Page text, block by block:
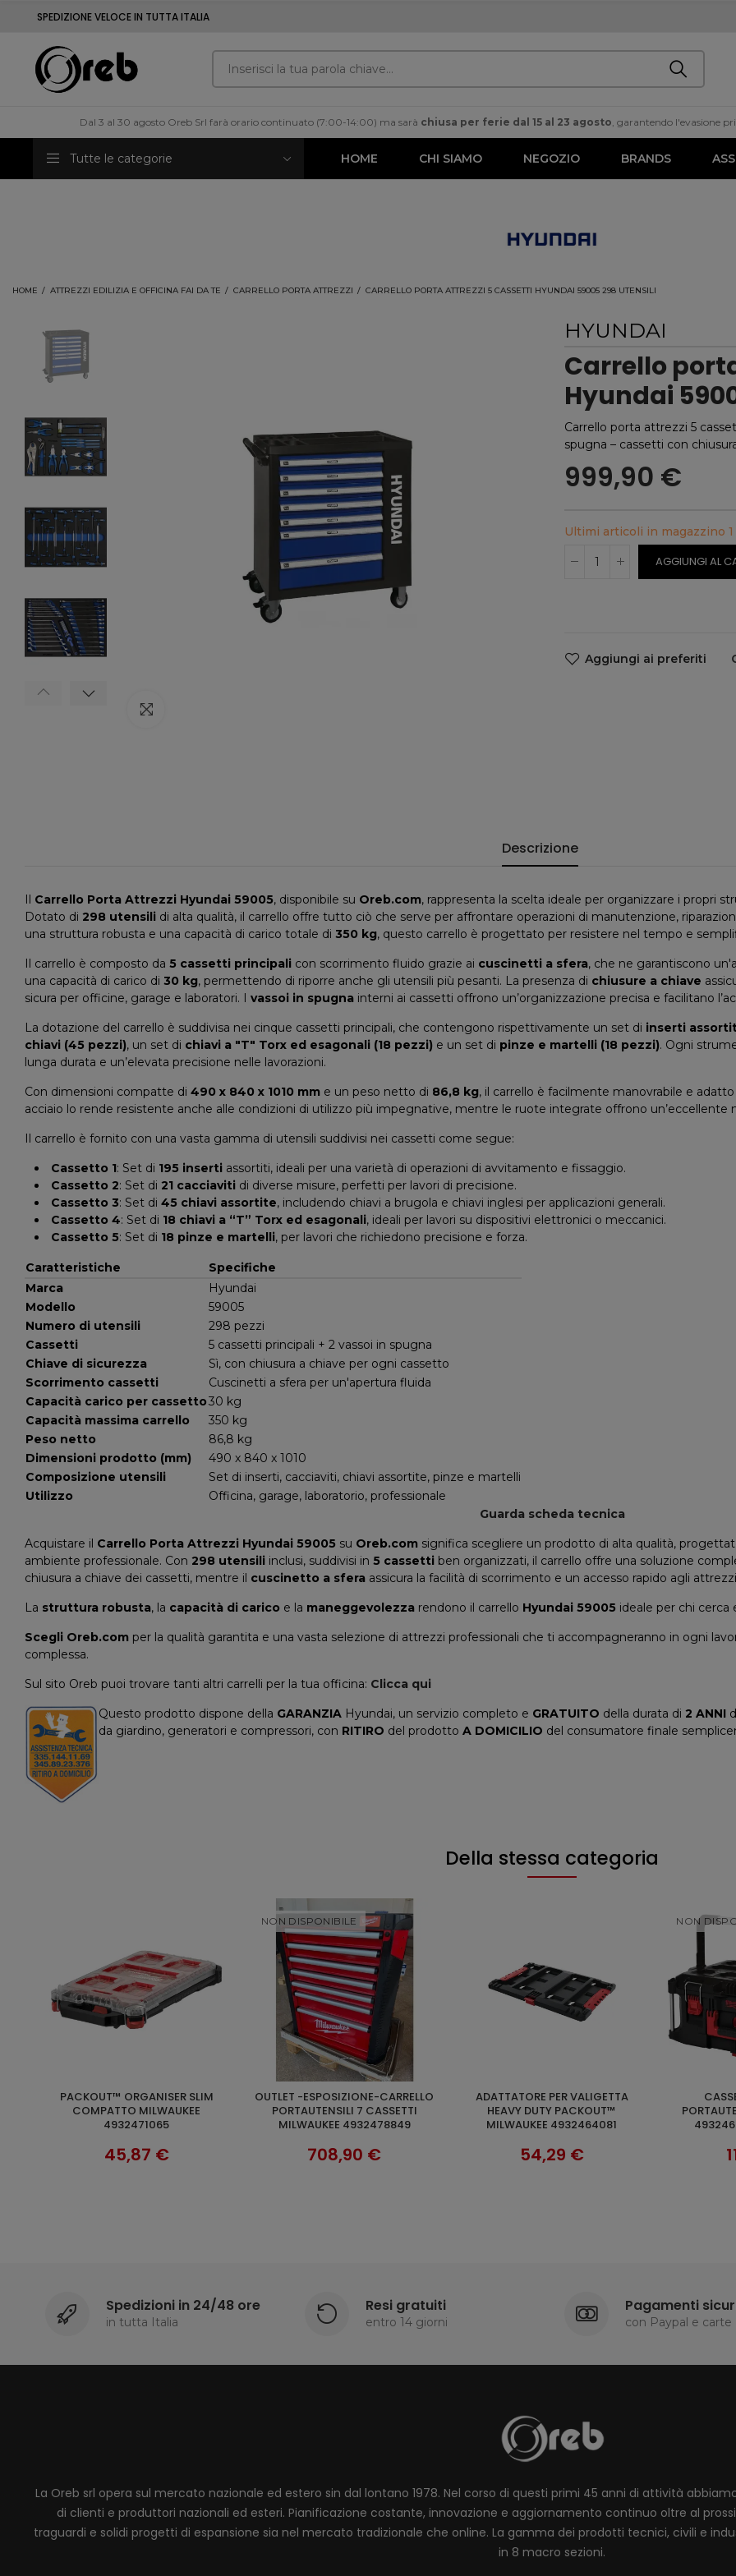
SPEDIZIONE VELOCE IN TUTTA ITALIA
Dal 3 al 30 agosto Oreb Srl farà orario continuato (7:00-14:00) ma sarà chiusa per ferie dal 15 al 23 agosto , garantendo l'evasione
Tutte le categorie HOME CHI SIAMO NEGOZIO BRANDS
HOME ATTREZZI EDILIZIA E OFFICINA FAI DA TE CARRELLO PORTA ATTREZZI CARRELLO PORTA ATTREZZI 5 CASSETTI HYUNDAI 59005 298 UTENSILI
HYUNDAI
Carrello
Hyundai
Carrello porta attrezzi 5
spugna – cassetti con
999,90 €
Ultimi articoli in magazzino
AGGIUNGI AL
Aggiungi ai preferiti
Descrizione
Il Carrello Porta Attrezzi Hyundai 59005, disponibile su Oreb.com, rappresenta la scelta ideale per organizzare i propri
Dotato di 298 utensili di alta qualità, il carrello offre tutto ciò che serve per affrontare operazioni di manutenzione,
una struttura robusta e una capacità di carico totale di 350 kg, questo carrello è progettato per resistere nel tempo e
Il carrello è composto da 5 cassetti principali con scorrimento fluido grazie ai cuscinetti a sfera, che ne garantiscono
una capacità di carico di 30 kg, permettendo di riporre anche gli utensili più pesanti. La presenza di chiusure a chiave
sicura per officine, garage e laboratori. I vassoi in spugna interni ai cassetti offrono un’organizzazione precisa e facilitano
La dotazione del carrello è suddivisa nei cinque cassetti principali, che contengono rispettivamente un set di inserti
chiavi (45 pezzi), un set di chiavi a "T" Torx ed esagonali (18 pezzi) e un set di pinze e martelli (18 pezzi). Ogni
lunga durata e un’elevata precisione nelle lavorazioni.
Con dimensioni compatte di 490 x 840 x 1010 mm e un peso netto di 86,8 kg, il carrello è facilmente manovrabile e
acciaio lo rende resistente anche alle condizioni di utilizzo più impegnative, mentre le ruote integrate offrono un’eccellente
Il carrello è fornito con una vasta gamma di utensili suddivisi nei cassetti come segue:
Cassetto 1: Set di 195 inserti assortiti, ideali per una varietà di operazioni di avvitamento e fissaggio.
Cassetto 2: Set di 21 cacciaviti di diverse misure, perfetti per lavori di precisione.
Cassetto 3: Set di 45 chiavi assortite, includendo chiavi a brugola e chiavi inglesi per applicazioni generali.
Cassetto 4: Set di 18 chiavi a “T” Torx ed esagonali, ideali per lavori su dispositivi elettronici o meccanici.
Cassetto 5: Set di 18 pinze e martelli, per lavori che richiedono precisione e forza.
Caratteristiche
Specifiche
Marca
Hyundai
Modello
59005
Numero di utensili
298 pezzi
Cassetti
5 cassetti principali + 2 vassoi in spugna
Chiave di sicurezza
Sì, con chiusura a chiave per ogni cassetto
Scorrimento cassetti
Cuscinetti a sfera per un'apertura fluida
Capacità carico per cassetto30 kg
Capacità massima carrello
350 kg
Peso netto
86,8 kg
Dimensioni prodotto (mm)
490 x 840 x 1010
Composizione utensili
Set di inserti, cacciaviti, chiavi assortite, pinze e martelli
Utilizzo
Officina, garage, laboratorio, professionale
Guarda scheda tecnica
Acquistare il Carrello Porta Attrezzi Hyundai 59005 su Oreb.com significa scegliere un prodotto di alta qualità,
ambiente professionale. Con 298 utensili inclusi, suddivisi in 5 cassetti ben organizzati, il carrello offre una soluzione
chiusura a chiave dei cassetti, mentre il cuscinetto a sfera assicura la facilità di scorrimento e un accesso rapido agli
La struttura robusta, la capacità di carico e la maneggevolezza rendono il carrello Hyundai 59005 ideale per chi
Scegli Oreb.com per la qualità garantita e una vasta selezione di attrezzi professionali che ti accompagneranno in ogni
complessa.
Sul sito Oreb puoi trovare tanti altri carrelli per la tua officina: Clicca qui
Questo prodotto dispone della GARANZIA Hyundai, un servizio completo e GRATUITO della durata di 2 ANNI
da giardino, generatori e compressori, con RITIRO del prodotto A DOMICILIO del consumatore finale
Della stessa categoria
AGGIUNGI AL CARRELLO
PACKOUT™ ORGANISER SLIM
COMPATTO MILWAUKEE
4932471065
45,87 €
NON DISPONIBILE
SCOPRI
OUTLET -ESPOSIZIONE-CARRELLO
PORTAUTENSILI 7 CASSETTI
MILWAUKEE 4932478849
708,90 €
AGGIUNGI AL CARRELLO
ADATTATORE PER VALIGETTA
HEAVY DUTY PACKOUT™
MILWAUKEE 4932464081
54,29 €
NON
CASSETTA PACKOUT
Spedizioni in 24/48 ore
in tutta Italia
Resi gratuiti
entro 14 giorni
Pagamenti
con Paypal e carte
La Oreb srl opera sul mercato nazionale ed estero sin dal lontano 1978. Nel corso di questi primi 45 anni di attività
di clienti e produttori nazionali ed esteri. Pianificazione costante, innovazione e aggiornamento continuo oltre al
traguardi e solidi progetti di espansione sia nel mercato tradizionale che online. La gamma dei prodotti tecnici, civili e
in 8 macro sezioni.